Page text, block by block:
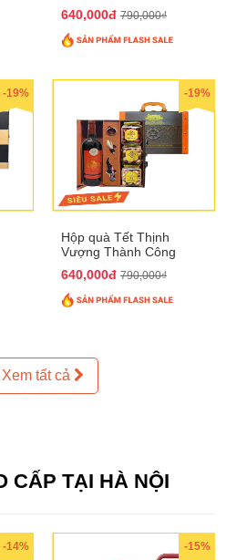
640,000đ 790,000₫
-19% -19%
Hộp quà Tết Thịnh
Vượng Thành Công
640,000đ 790,000₫
Xem tất cả
CẤP TẠI HÀ NỘI
-14% -15%